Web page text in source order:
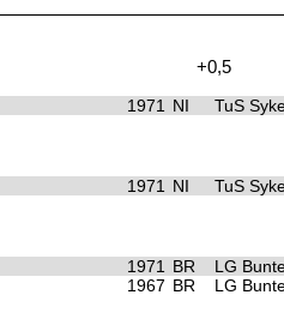
+0,5
1971 NI TuS
1971 NI TuS
1971 BR
LG
1967 BR LG